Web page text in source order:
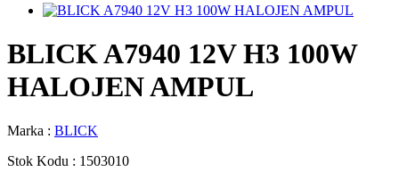
BLICK A7940 12V H3 100W
HALOJEN AMPUL
Marka : BLICK
Stok Kodu : 1503010